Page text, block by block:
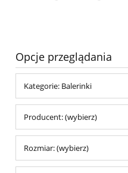
Opcje przeglądania
Kategorie: Balerinki
Producent: (wybierz)
Rozmiar: (wybierz)